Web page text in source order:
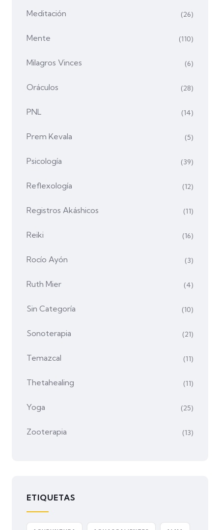
Meditación (26)
Mente (110)
Milagros Vinces (6)
Oráculos (28)
PNL (14)
Prem Kevala (5)
Psicología (39)
Reflexología (12)
Registros Akáshicos (11)
Reiki (16)
Rocío Ayón (3)
Ruth Mier (4)
Sin Categoría (10)
Sonoterapia (21)
Temazcal (11)
Thetahealing (11)
Yoga (25)
Zooterapia (13)
ETIQUETAS